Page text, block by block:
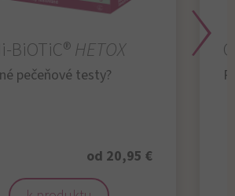
BiOTiC®HETOX
pečeňové testy?
od 20,95 €